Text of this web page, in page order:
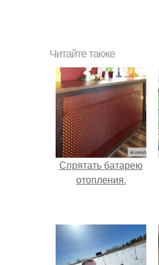
Читайте также
Спрятать батарею
отопления.